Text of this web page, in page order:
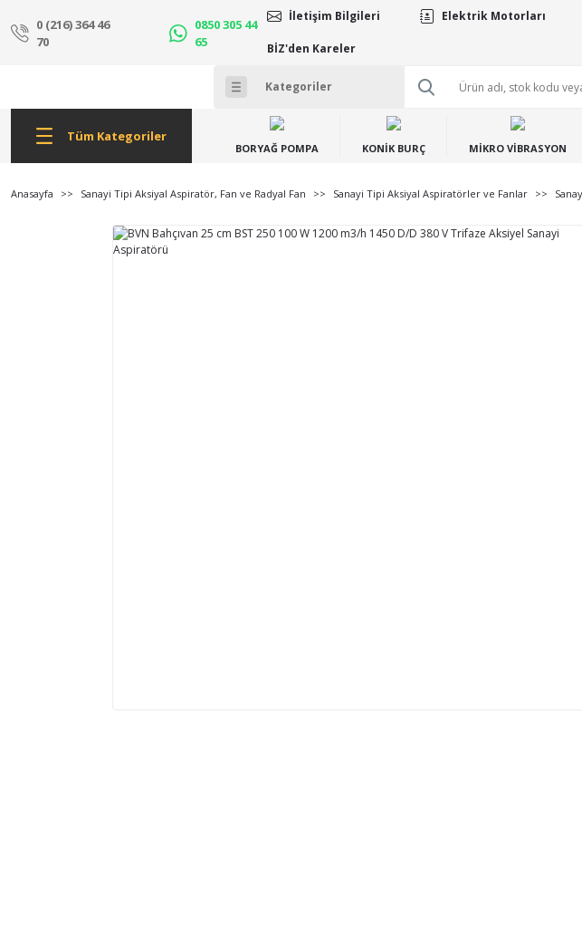
0 (216) 364 46
70
0850 305 44
65
İletişim Bilgileri Elektrik Motorları
BİZ'den Kareler
Tüm Kategoriler
BORYAĞ POMPA KONİK BURÇ MİKRO VİBRASYON
Anasayfa Sanayi Tipi Aksiyal Aspiratör, Fan ve Radyal Fan Sanayi Tipi Aksiyal Aspiratörler ve Fanlar